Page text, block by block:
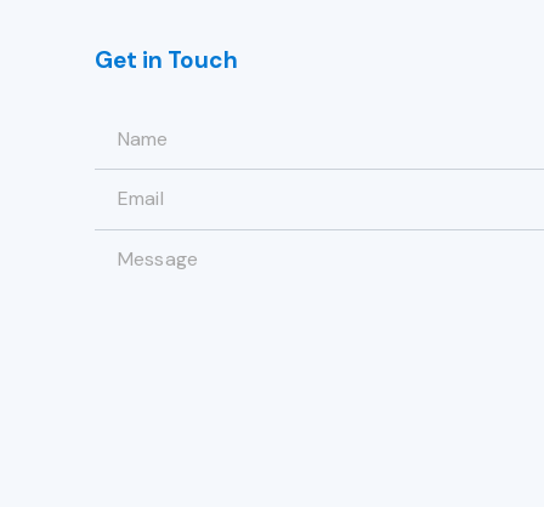
Get in Touch